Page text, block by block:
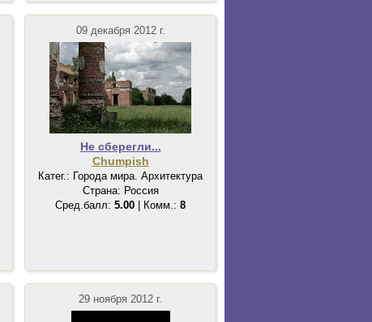
09 декабря 2012 г.
Не сберегли...
Chumpish
Катег.: Города мира. Архитектура
Страна: Россия
Сред.балл: 5.00 | Комм.: 8
29 ноября 2012 г.